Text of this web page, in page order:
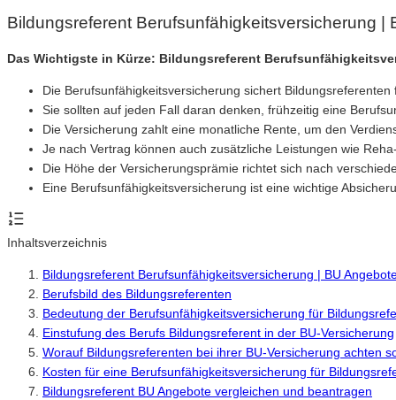
Bildungsreferent Berufsunfähigkeitsversicherung |
Das Wichtigste in Kürze: Bildungsreferent
Die Berufsunfähigkeitsversicherung sichert
Sie sollten auf jeden Fall daran denken, frühzeitig eine
Die Versicherung zahlt eine monatliche Rente, um den
Je nach Vertrag können auch zusätzliche Leistungen wie
Die Höhe der Versicherungsprämie richtet sich nach
Eine Berufsunfähigkeitsversicherung ist eine wichtige
Inhaltsverzeichnis
Bildungsreferent Berufsunfähigkeitsversicherung | BU
Berufsbild des Bildungsreferenten
Bedeutung der Berufsunfähigkeitsversicherung für
Einstufung des Berufs Bildungsreferent in der BU-Versicherung
Worauf Bildungsreferenten bei ihrer BU-Versicherung achten
Kosten für eine Berufsunfähigkeitsversicherung für
Bildungsreferent BU Angebote vergleichen und beantragen